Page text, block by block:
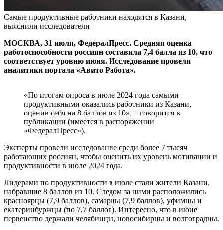
Самые продуктивные работники находятся в Казани,
выяснили исследователи
МОСКВА, 31 июля, ФедералПресс. Средняя оценка
работоспособности россиян составила 7,4 балла из 10, что
соответствует уровню июня. Исследование провели
аналитики портала «Авито Работа».
«По итогам опроса в июле 2024 года самыми
продуктивными оказались работники из Казани,
оценив себя на 8 баллов из 10», – говорится в
публикации (имеется в распоряжении
«ФедералПресс»).
Эксперты провели исследование среди более 7 тысяч
работающих россиян, чтобы оценить их уровень мотивации и
продуктивности в июле 2024 года.
Лидерами по продуктивности в июле стали жители Казани,
набравшие 8 баллов из 10. Следом за ними расположились
красноярцы (7,9 баллов), самарцы (7,9 баллов), уфимцы и
екатеринбуржцы (по 7,7 баллов). Интересно, что в июне
первенство держали челябинцы, новосибирцы и волгоградцы.